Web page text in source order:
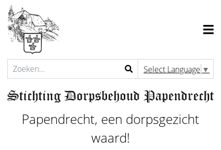
Select Language ▼
Papendrecht, een dorpsgezicht
waard!